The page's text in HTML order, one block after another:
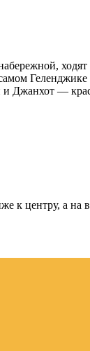
Джанхот —
к центру, а на